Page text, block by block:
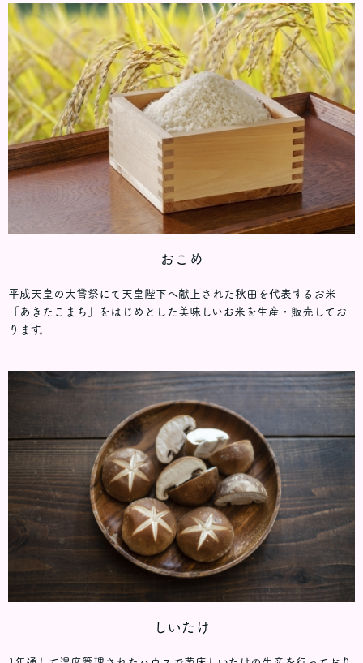
おこめ
平成天皇の大嘗祭にて天皇陛下へ献上された秋田を代表するお米
「あきたこまち」をはじめとした美味しいお米を生産・販売してお
ります。
しいたけ